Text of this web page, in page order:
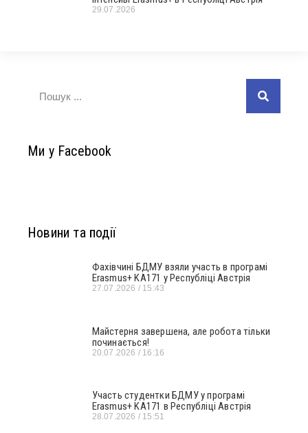
29.07.2026
Ми у Facebook
Новини та події
Фахівчині БДМУ взяли участь в програмі
Erasmus+ KA171 у Республіці Австрія
27.07.2026 15:43
Майстерня завершена, але робота тільки
починається!
20.07.2026 16:16
Участь студентки БДМУ у програмі
Erasmus+ KA171 в Республіці Австрія
28.07.2026 15:51